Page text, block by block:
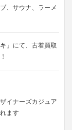
、サウナ、ラーメ
」 にて、古着買取
イナーズカジュア
ます